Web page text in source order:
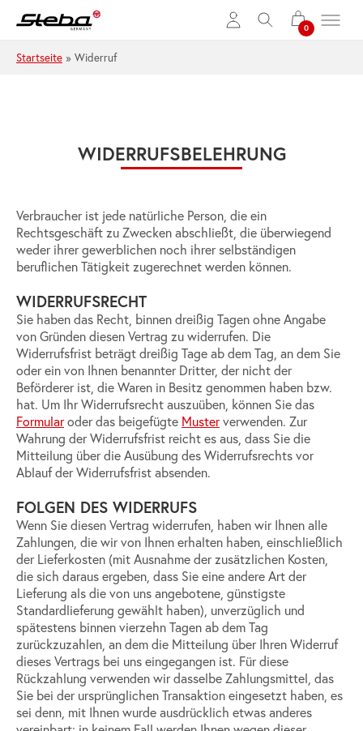
Zum Hauptinhalt springen
Startseite » Widerruf
WIDERRUFSBELEHRUNG
Verbraucher ist jede natürliche Person, die ein
Rechtsgeschäft zu Zwecken abschließt, die überwiegend
weder ihrer gewerblichen noch ihrer selbständigen
beruflichen Tätigkeit zugerechnet werden können.
WIDERRUFSRECHT
Sie haben das Recht, binnen dreißig Tagen ohne Angabe
von Gründen diesen Vertrag zu widerrufen. Die
Widerrufsfrist beträgt dreißig Tage ab dem Tag, an dem Sie
oder ein von Ihnen benannter Dritter, der nicht der
Beförderer ist, die Waren in Besitz genommen haben bzw.
hat. Um Ihr Widerrufsrecht auszuüben, können Sie das
Formularoder das beigefügte Musterverwenden. Zur
Wahrung der Widerrufsfrist reicht es aus, dass Sie die
Mitteilung über die Ausübung des Widerrufsrechts vor
Ablauf der Widerrufsfrist absenden.
FOLGEN DES WIDERRUFS
Wenn Sie diesen Vertrag widerrufen, haben wir Ihnen alle
Zahlungen, die wir von Ihnen erhalten haben, einschließlich
der Lieferkosten (mit Ausnahme der zusätzlichen Kosten,
die sich daraus ergeben, dass Sie eine andere Art der
Lieferung als die von uns angebotene, günstigste
Standardlieferung gewählt haben), unverzüglich und
spätestens binnen vierzehn Tagen ab dem Tag
zurückzuzahlen, an dem die Mitteilung über Ihren Widerruf
dieses Vertrags bei uns eingegangen ist. Für diese
Rückzahlung verwenden wir dasselbe Zahlungsmittel, das
Sie bei der ursprünglichen Transaktion eingesetzt haben, es
sei denn, mit Ihnen wurde ausdrücklich etwas anderes